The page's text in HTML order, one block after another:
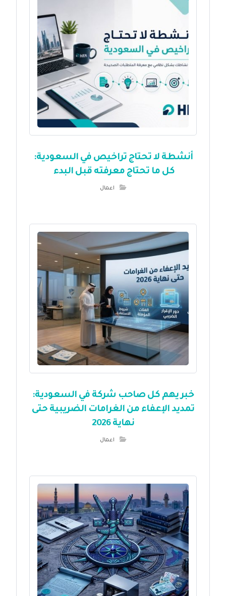
أنشطة لا تحتاج تراخيص في السعودية:
كل ما تحتاج معرفته قبل البدء
اعمال
خبر يهم كل صاحب شركة في السعودية:
تمديد الإعفاء من الغرامات الضريبية حتى
نهاية 2026
اعمال